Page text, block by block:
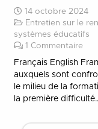
14 octobre 2024
Entretien sur le
systèmes éducatifs
1 Commentaire
Français English
auxquels sont
le milieu de la
la première